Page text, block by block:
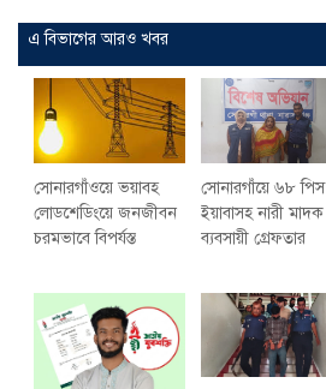
এ বিভাগের আরও খবর
সোনারগাঁওয়ে ভয়াবহ
লোডশেডিংয়ে জনজীবন
চরমভাবে বিপর্যস্ত
সোনারগাঁয়ে ৬৮ পিস
ইয়াবাসহ নারী মাদক
ব্যবসায়ী গ্রেফতার